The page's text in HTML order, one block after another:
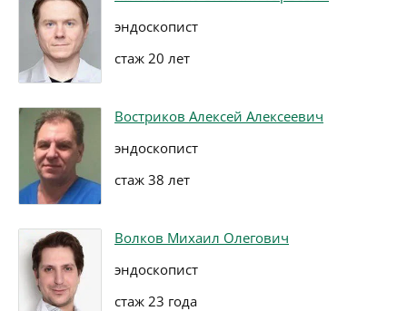
эндоскопист
стаж 20 лет
Востриков Алексей Алексеевич
эндоскопист
стаж 38 лет
Волков Михаил Олегович
эндоскопист
стаж 23 года